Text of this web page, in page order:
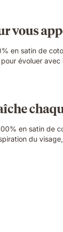
vous
en satin de
évoluer
en satin de
du